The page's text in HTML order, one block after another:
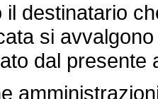
destinatario
si
dal presente